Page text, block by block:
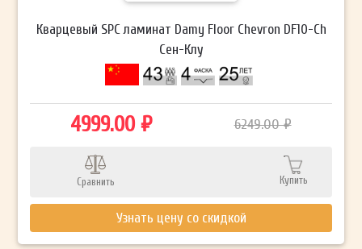
Кварцевый SPC ламинат Damy Floor Chevron DF10-Ch
Сен-Клу
4999.00 ₽ 6249.00 ₽
Сравнить Купить
Узнать цену со скидкой